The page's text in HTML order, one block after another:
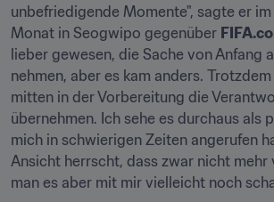
unbefriedigende Momente", sagte er
Monat in Seogwipo gegenüber
lieber gewesen, die Sache von Anfang
nehmen, aber es kam anders.
mitten in der Vorbereitung die
übernehmen. Ich sehe es durchaus als
mich in schwierigen Zeiten angerufen
Ansicht herrscht, dass zwar nicht mehr
man es aber mit mir vielleicht noch